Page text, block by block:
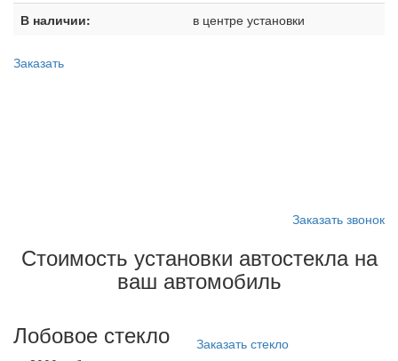
В наличии:
в центре установки
Заказать
Заказать звонок
Стоимость установки автостекла на
ваш автомобиль
Лобовое стекло
Заказать стекло